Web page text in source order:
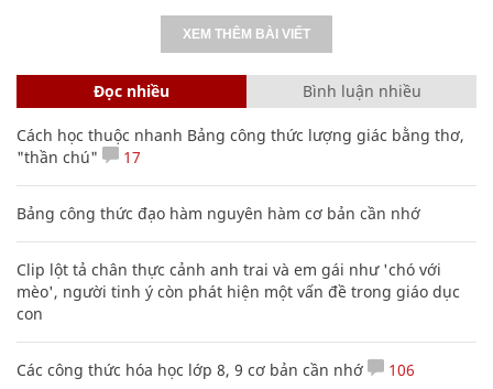
XEM THÊM BÀI VIẾT
Đọc nhiều Bình luận nhiều
Cách học thuộc nhanh Bảng công thức lượng giác bằng thơ,
"thần chú"
17
Bảng công thức đạo hàm nguyên hàm cơ bản cần nhớ
Clip lột tả chân thực cảnh anh trai và em gái như 'chó với
mèo', người tinh ý còn phát hiện một vấn đề trong giáo dục
con
Các công thức hóa học lớp 8, 9 cơ bản cần nhớ 106